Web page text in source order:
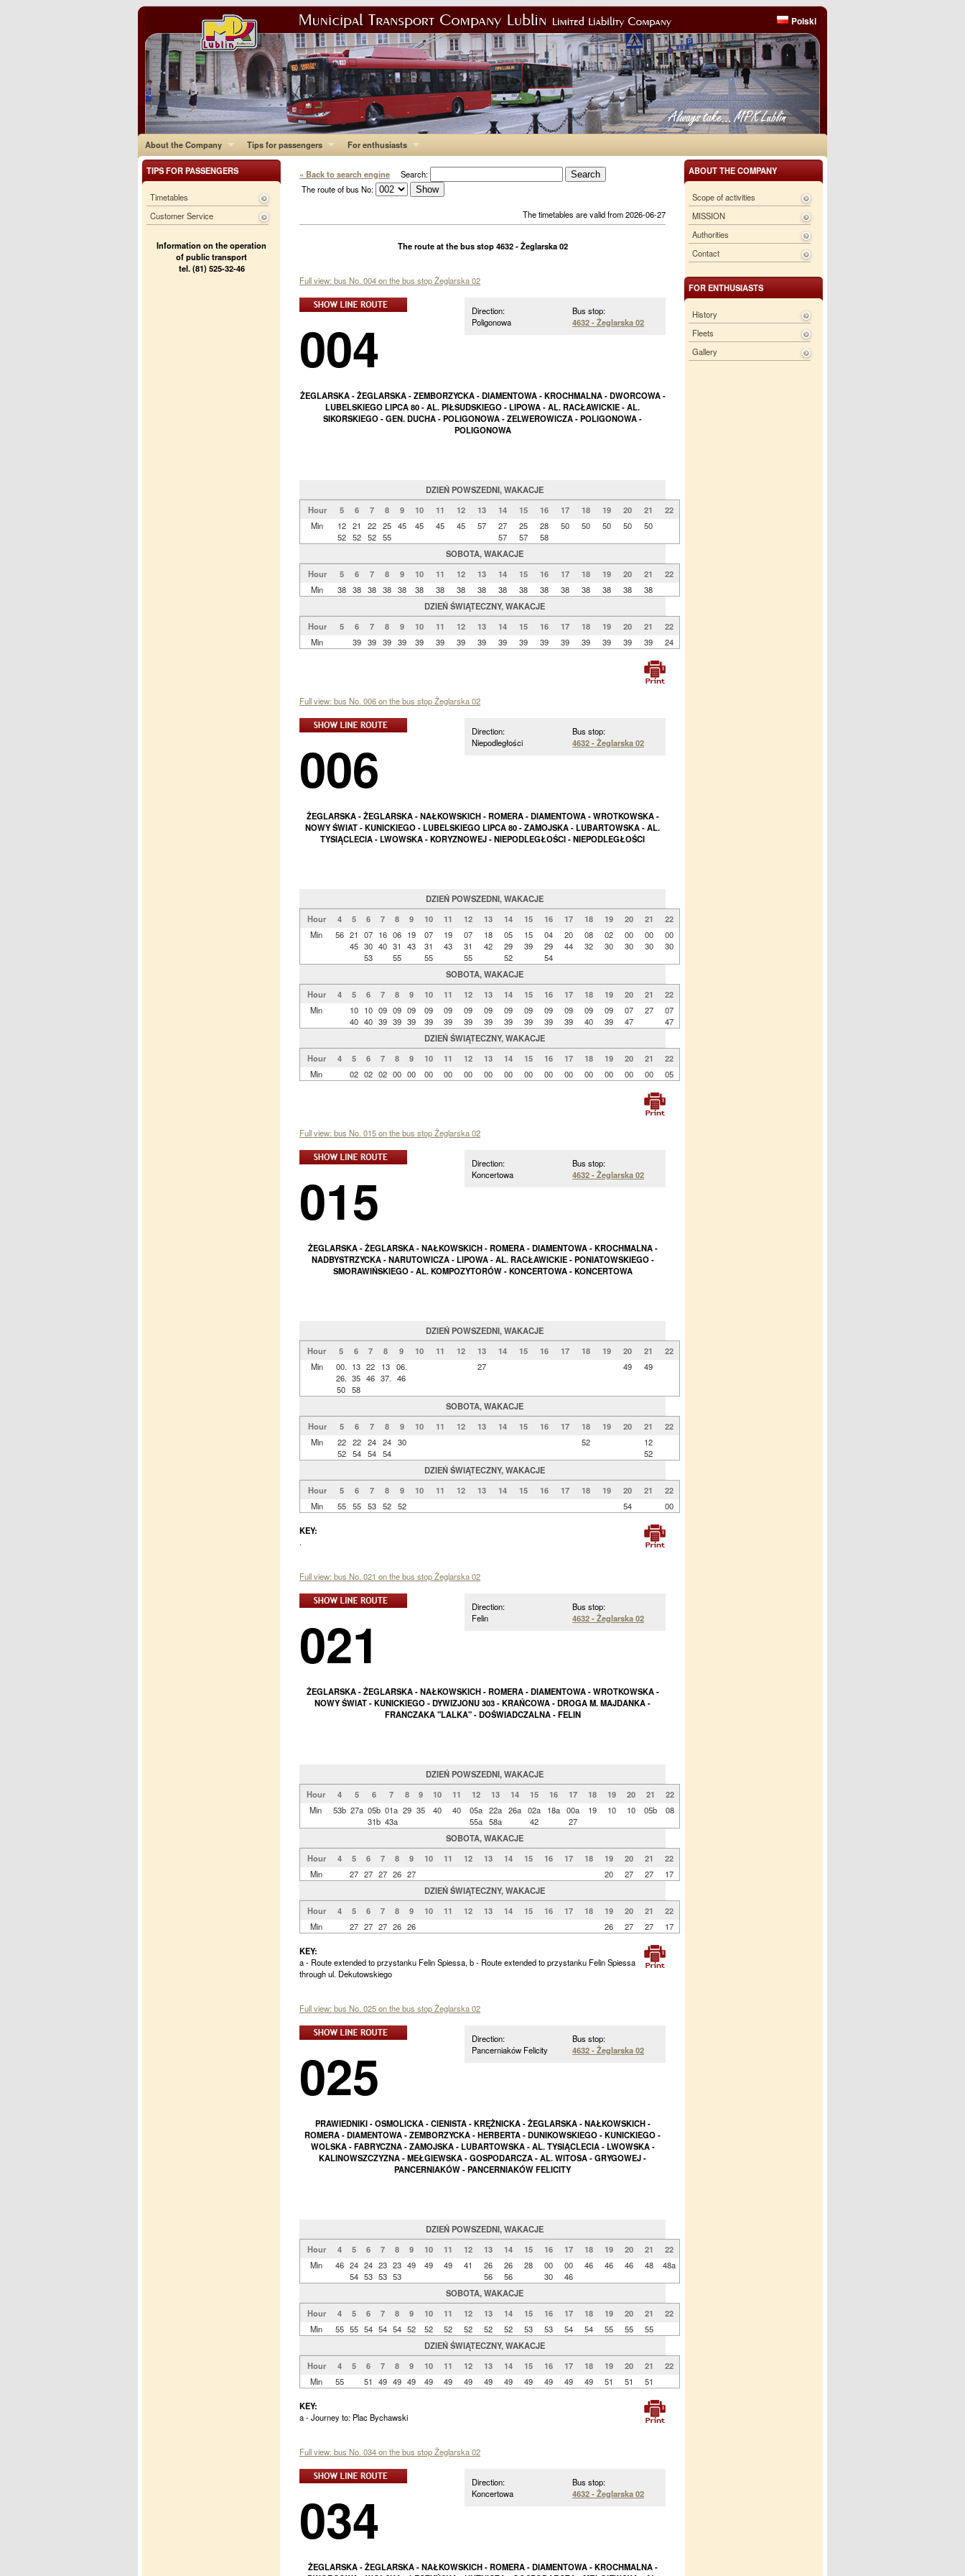
Polski
About the Company Tips for passengers For enthusiasts
ABOUT THE COMPANY
Scope of activities
MISSION
Authorities
Contact
FOR ENTHUSIASTS
History
Fleets
Gallery
« Back to search engine Search:
The route of bus No:
The timetables are valid from 2026-06-27
The route at the bus stop 4632 - Żeglarska 02
Full view: bus No. 004 on the bus stop Żeglarska 02
Bus stop:
4632 - Żeglarska 02
Direction:
Poligonowa
004
ŻEGLARSKA - ŻEGLARSKA - ZEMBORZYCKA - DIAMENTOWA - KROCHMALNA - DWORCOWA -
LUBELSKIEGO LIPCA 80 - AL. PIŁSUDSKIEGO - LIPOWA - AL. RACŁAWICKIE - AL.
SIKORSKIEGO - GEN. DUCHA - POLIGONOWA - ZELWEROWICZA - POLIGONOWA -
POLIGONOWA
DZIEŃ POWSZEDNI, WAKACJE
Hour
5 6 7 8 9 10 11 12 13 14 15 16 17 18 19 20 21
22
Min
12
52
21
52
22
52
25
55
45 45 45 45 57
27
57
25
57
28
58
50 50 50 50 50
SOBOTA, WAKACJE
Hour
5 6 7 8 9 10 11 12 13 14 15 16 17 18 19 20 21
22
Min
38 38 38 38 38 38 38 38 38 38 38 38 38 38 38 38
38
DZIEŃ ŚWIĄTECZNY, WAKACJE
Hour
5 6 7 8 9 10 11 12 13 14 15 16 17 18 19 20 21
22
Min
39 39 39 39 39 39 39 39 39 39 39 39 39 39 39 39 24
Full view: bus No. 006 on the bus stop Żeglarska 02
Bus stop:
4632 - Żeglarska 02
Direction:
Niepodległości
006
ŻEGLARSKA - ŻEGLARSKA - NAŁKOWSKICH - ROMERA - DIAMENTOWA - WROTKOWSKA -
NOWY ŚWIAT - KUNICKIEGO - LUBELSKIEGO LIPCA 80 - ZAMOJSKA - LUBARTOWSKA - AL.
TYSIĄCLECIA - LWOWSKA - KORYZNOWEJ - NIEPODLEGŁOŚCI - NIEPODLEGŁOŚCI
DZIEŃ POWSZEDNI, WAKACJE
Hour
4 5 6 7 8 9 10 11 12 13 14 15 16 17 18 19 20 21
22
Min
56 21
45
07
30
53
16
40
06
31
55
19
43
07
31
55
19
43
07
31
55
18
42
05
29
52
15
39
04
29
54
20
44
08
32
02
30
00
30
00
30
00
30
SOBOTA, WAKACJE
Hour
4 5 6 7 8 9 10 11 12 13 14 15 16 17 18 19 20 21
22
Min
10
40
10
40
09
39
09
39
09
39
09
39
09
39
09
39
09
39
09
39
09
39
09
39
09
39
09
40
09
39
07
47
27
07
47
DZIEŃ ŚWIĄTECZNY, WAKACJE
Hour
4 5 6 7 8 9 10 11 12 13 14 15 16 17 18 19 20 21
22
Min
02 02 02 00 00 00 00 00 00 00 00 00 00 00 00 00 00 05
Full view: bus No. 015 on the bus stop Żeglarska 02
Bus stop:
4632 - Żeglarska 02
Direction:
Koncertowa
015
ŻEGLARSKA - ŻEGLARSKA - NAŁKOWSKICH - ROMERA - DIAMENTOWA - KROCHMALNA -
NADBYSTRZYCKA - NARUTOWICZA - LIPOWA - AL. RACŁAWICKIE - PONIATOWSKIEGO -
SMORAWIŃSKIEGO - AL. KOMPOZYTORÓW - KONCERTOWA - KONCERTOWA
DZIEŃ POWSZEDNI, WAKACJE
Hour
5 6 7 8 9 10 11 12 13 14 15 16 17 18 19 20 21
22
Min
00.
26.
50
13
35
58
22
46
13
37.
06.
46
27 49 49
SOBOTA, WAKACJE
Hour
5 6 7 8 9 10 11 12 13 14 15 16 17 18 19 20 21
22
Min
22
52
22
54
24
54
24
54
30 52
12
52
DZIEŃ ŚWIĄTECZNY, WAKACJE
Hour
5 6 7 8 9 10 11 12 13 14 15 16 17 18 19 20 21
22
Min
55 55 53 52 52 54 00
KEY:
.
Full view: bus No. 021 on the bus stop Żeglarska 02
Bus stop:
4632 - Żeglarska 02
Direction:
Felin
021
ŻEGLARSKA - ŻEGLARSKA - NAŁKOWSKICH - ROMERA - DIAMENTOWA - WROTKOWSKA -
NOWY ŚWIAT - KUNICKIEGO - DYWIZJONU 303 - KRAŃCOWA - DROGA M. MAJDANKA -
FRANCZAKA "LALKA" - DOŚWIADCZALNA - FELIN
DZIEŃ POWSZEDNI, WAKACJE
Hour
4 5 6 7 8 9 10 11 12 13 14 15 16 17 18 19 20 21
22
Min
53b 27a 05b
31b
01a
43a
29 35 40 40
05a
55a
22a
58a
26a 02a
42
18a 00a
27
19 10 10 05b 08
SOBOTA, WAKACJE
Hour
4 5 6 7 8 9 10 11 12 13 14 15 16 17 18 19 20 21
22
Min
27 27 27 26 27 20 27 27
17
DZIEŃ ŚWIĄTECZNY, WAKACJE
Hour
4 5 6 7 8 9 10 11 12 13 14 15 16 17 18 19 20 21
22
Min
27 27 27 26 26 26 27 27 17
KEY:
a - Route extended to przystanku Felin Spiessa, b - Route extended to przystanku Felin Spiessa
through ul. Dekutowskiego
Full view: bus No. 025 on the bus stop Żeglarska 02
Bus stop:
4632 - Żeglarska 02
Direction:
Pancerniaków Felicity
025
PRAWIEDNIKI - OSMOLICKA - CIENISTA - KRĘŻNICKA - ŻEGLARSKA - NAŁKOWSKICH -
ROMERA - DIAMENTOWA - ZEMBORZYCKA - HERBERTA - DUNIKOWSKIEGO - KUNICKIEGO -
WOLSKA - FABRYCZNA - ZAMOJSKA - LUBARTOWSKA - AL. TYSIĄCLECIA - LWOWSKA -
KALINOWSZCZYZNA - MEŁGIEWSKA - GOSPODARCZA - AL. WITOSA - GRYGOWEJ -
PANCERNIAKÓW - PANCERNIAKÓW FELICITY
DZIEŃ POWSZEDNI, WAKACJE
Hour
4 5 6 7 8 9 10 11 12 13 14 15 16 17 18 19 20 21
22
Min
46 24
54
24
53
23
53
23
53
49 49 49 41
26
56
26
56
28
00
30
00
46
46 46 46 48 48a
SOBOTA, WAKACJE
Hour
4 5 6 7 8 9 10 11 12 13 14 15 16 17 18 19 20 21
22
Min
55 55 54 54 54 52 52 52 52 52 52 53 53 54 54 55 55
55
DZIEŃ ŚWIĄTECZNY, WAKACJE
Hour
4 5 6 7 8 9 10 11 12 13 14 15 16 17 18 19 20 21
22
Min
55 51 49 49 49 49 49 49 49 49 49 49 49 49 51 51 51
KEY:
a - Journey to: Plac Bychawski
Full view: bus No. 034 on the bus stop Żeglarska 02
Bus stop:
4632 - Żeglarska 02
Direction:
Koncertowa
034
ŻEGLARSKA - ŻEGLARSKA - NAŁKOWSKICH - ROMERA - DIAMENTOWA - KROCHMALNA -
TIPS FOR PASSENGERS
Timetables
Customer Service
Information on the operation
of public transport
tel. (81) 525-32-46